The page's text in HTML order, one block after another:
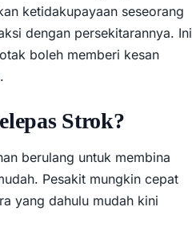
ketidakupayaan seseorang
dengan persekitarannya. Ini
boleh memberi kesan
Strok?
berulang untuk membina
Pesakit mungkin cepat
yang dahulu mudah kini